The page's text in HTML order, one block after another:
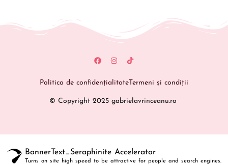
Politica de confidențialitateTermeni și condiții
© Copyright 2025 gabrielavrinceanu.ro
BannerText_Seraphinite Accelerator
Turns on site high speed to be attractive for people and search engines.